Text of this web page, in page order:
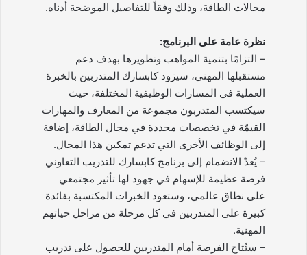
مجالات الطاقة، وذلك وفقاً للتفاصيل الموضحة أدناه.
نظرة عامة على البرنامج:
– التزامًا بتنمية المواهب وتطويرها بهدف دعم
مستقبلها المهني، سيزود كابسارك المتدربين بالخبرة
العملية في المسارات الوظيفية المختلفة، حيث
سيكتسب المتدربون مجموعة من المعارف والمهارات
القيمّة في تخصصات محددة في مجال الطاقة، إضافة
إلى الوظائف الأخرى التي تدعم تمكين هذا المجال.
– يُعدّ الانضمام إلى برنامج كابسارك للتدريب التعاوني
فرصة عظيمة للإسهام في جهود لها تأثير مجتمعي
على نطاق عالمي، وستعود الخبرات المكتسبة بفائدة
كبيرة على المتدربين في كل مرحلة من مراحل حياتهم
المهنية.
– ستُتاح الفرصة أمام المتدربين للحصول على تدريب